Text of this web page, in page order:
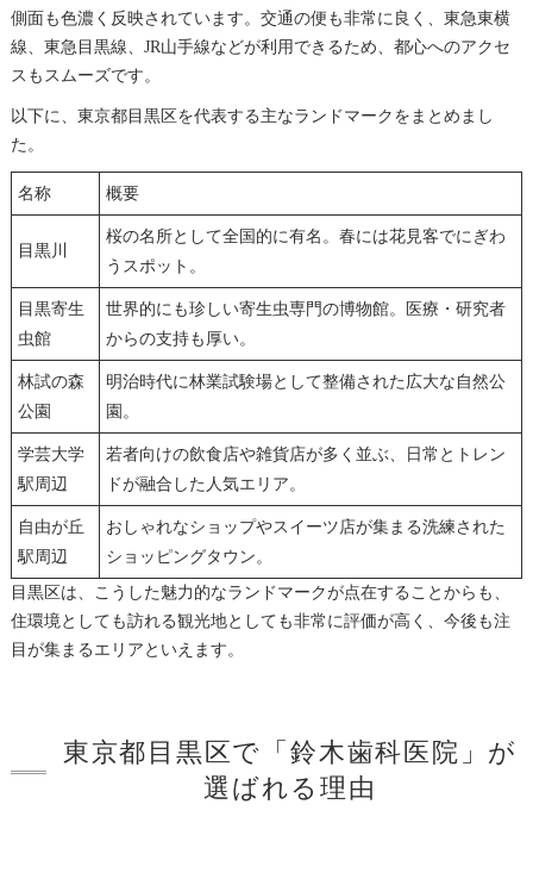
側面も色濃く反映されています。交通の便も非常に良く、東急東横
線、東急目黒線、JR山手線などが利用できるため、都心へのアクセ
スもスムーズです。
以下に、東京都目黒区を代表する主なランドマークをまとめまし
た。
名称 概要
目黒川
桜の名所として全国的に有名。春には花見客でにぎわ
うスポット。
目黒寄生
虫館
世界的にも珍しい寄生虫専門の博物館。医療・研究者
からの支持も厚い。
林試の森
公園
明治時代に林業試験場として整備された広大な自然公
園。
学芸大学
駅周辺
若者向けの飲食店や雑貨店が多く並ぶ、日常とトレン
ドが融合した人気エリア。
自由が丘
駅周辺
おしゃれなショップやスイーツ店が集まる洗練された
ショッピングタウン。
目黒区は、こうした魅力的なランドマークが点在することからも、
住環境としても訪れる観光地としても非常に評価が高く、今後も注
目が集まるエリアといえます。
東京都目黒区で「鈴木歯科医院」が
選ばれる理由